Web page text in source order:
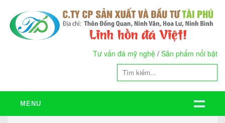
Tư vấn đá mỹ nghệ / Sản phẩm nổi bật
MENU